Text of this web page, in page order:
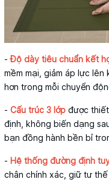
-Độ dày tiêu chuẩn kết
mềm mại, giảm áp lực
hơn trong mỗi chuyển
- Cấu trúc 3 lớp được
định, không biến dạng
bạn đồng hành bền bỉ
- Hệ thống đường định
chân chính xác, giữ tư